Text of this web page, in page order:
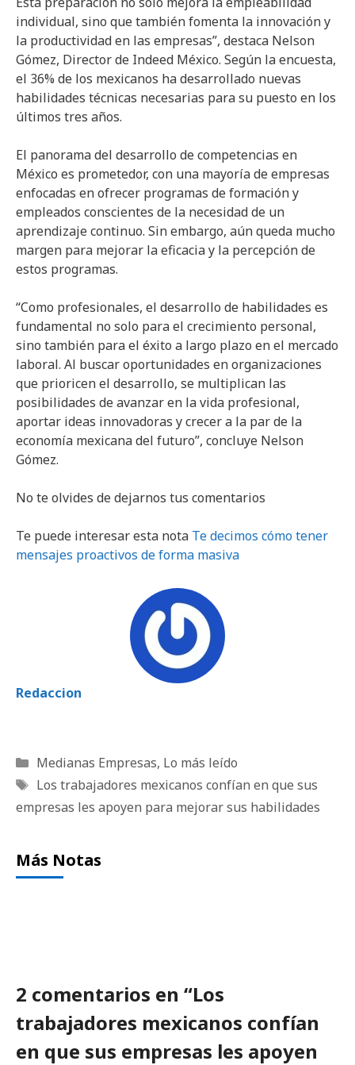
individual, sino que también fomenta la innovación y
la productividad en las empresas”, destaca Nelson
Gómez, Director de Indeed México. Según la encuesta,
el 36% de los mexicanos ha desarrollado nuevas
habilidades técnicas necesarias para su puesto en los
últimos tres años.
El panorama del desarrollo de competencias en
México es prometedor, con una mayoría de empresas
enfocadas en ofrecer programas de formación y
empleados conscientes de la necesidad de un
aprendizaje continuo. Sin embargo, aún queda mucho
margen para mejorar la eficacia y la percepción de
estos programas.
“Como profesionales, el desarrollo de habilidades es
fundamental no solo para el crecimiento personal,
sino también para el éxito a largo plazo en el mercado
laboral. Al buscar oportunidades en organizaciones
que prioricen el desarrollo, se multiplican las
posibilidades de avanzar en la vida profesional,
aportar ideas innovadoras y crecer a la par de la
economía mexicana del futuro”, concluye Nelson
Gómez.
No te olvides de dejarnos tus comentarios
Te puede interesar esta nota Te decimos cómo tener
mensajes proactivos de forma masiva
Redaccion
Categorías
Medianas Empresas, Lo más leído
Etiquetas
Los trabajadores mexicanos confían en que sus
empresas les apoyen para mejorar sus habilidades
Más Notas
2 comentarios en “Los
trabajadores mexicanos confían
en que sus empresas les apoyen